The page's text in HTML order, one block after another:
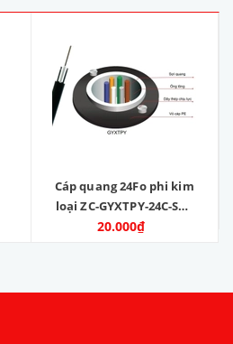
Cáp quang 24Fo phi kim
loại ZC-GYXTPY-24C-SM-
G652D
20.000₫